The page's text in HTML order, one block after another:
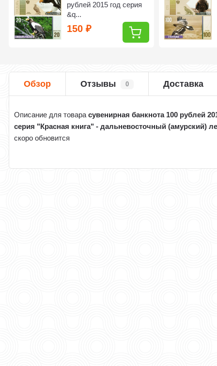
рублей 2015 год серия
&q...
150₽
Обзор Отзывы 0 Доставка
Описание для товарасувенирная банкнота 100 рублей
серия "Красная книга" - дальневосточный (амурский)
скоро обновится